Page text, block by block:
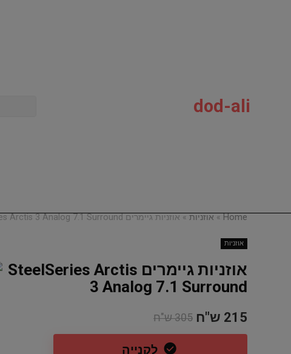
dod-ali
Home
» אוזניות » אוזניות גיימרים SteelSeries Arctis 3 Analog 7.1 Surround
אוזניות
אוזניות גיימרים SteelSeries Arctis
3 Analog 7.1 Surround
215 ש"ח 305 ש"ח
לקנייה